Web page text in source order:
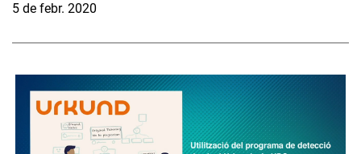
5 de febr. 2020